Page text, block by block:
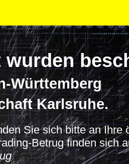
Württemberg
Karlsruhe.
Sie sich bitte an Ihre
Betrug finden sich